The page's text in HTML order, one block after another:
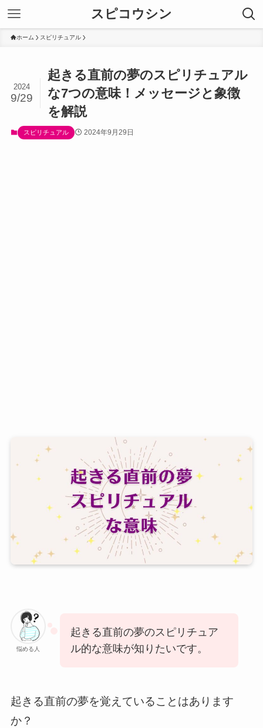
スピコウシン
ホーム スピリチュアル
起きる直前の夢のスピリチュアル
な7つの意味！メッセージと象徴
を解説
2024
9/29
スピリチュアル 2024年9月29日
悩める人
起きる直前の夢のスピリチュア
ル的な意味が知りたいです。
起きる直前の夢を覚えていることはあります
か？